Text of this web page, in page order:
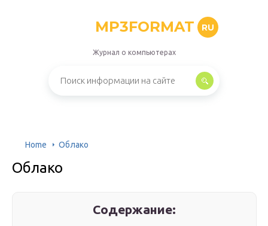
MP3FORMAT RU
Журнал о компьютерах
Home Облако
Облако
Содержание: